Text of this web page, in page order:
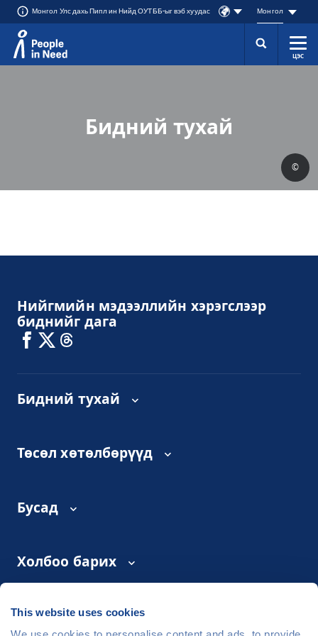
This website uses cookies
Монгол Улс дахь Пипл ин Нийд ОУТББ-ыг вэб хуудас Монгол
ЦЭС
Бидний тухай
©
Нийгмийн мэдээллийн хэрэгслээр
биднийг дага
Бидний тухай
Төсөл хөтөлбөрүүд
Бусад
Холбоо барих